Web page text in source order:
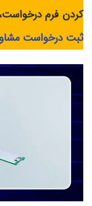
کردن فرم
ثبت درخواست